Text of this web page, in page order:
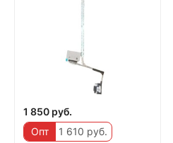
1 850 руб.
Опт
1 610 руб.